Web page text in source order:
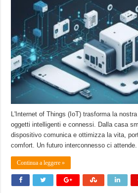
L'Internet of Things (IoT) trasforma la
oggetti intelligenti e connessi. Dalla casa
dispositivo comunica e ottimizza la vita,
comfort. Un futuro interconnesso ci attende.
Continua a leggere »